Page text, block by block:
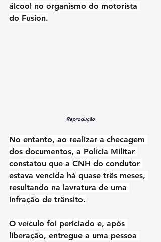
álcool no organismo do motorista
do Fusion.
Reprodução
No entanto, ao realizar a checagem
dos documentos, a Polícia Militar
constatou que a CNH do condutor
estava vencida há quase três meses,
resultando na lavratura de uma
infração de trânsito.
O veículo foi periciado e, após
liberação, entregue a uma pessoa